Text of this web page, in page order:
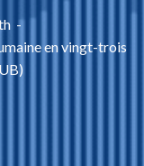
en vingt-trois